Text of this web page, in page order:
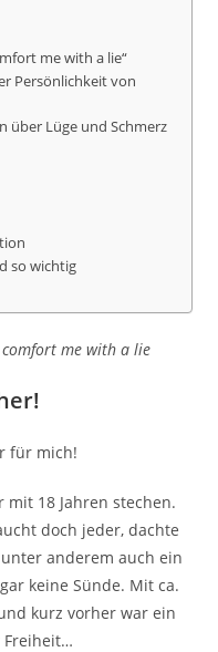
me with a lie“
Persönlichkeit von
über Lüge und Schmerz
so wichtig
me with a lie
für mich!
18 Jahren stechen.
doch jeder, dachte
anderem auch ein
keine Sünde. Mit ca.
kurz vorher war ein
Freiheit…